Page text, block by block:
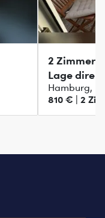
2 Zimmer
Lage
Hamburg,
810 € | 2 Zi. |